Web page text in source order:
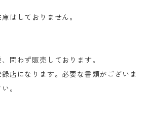
はしておりません。
問わず販売しております。
店になります。必要な書類がございま
。